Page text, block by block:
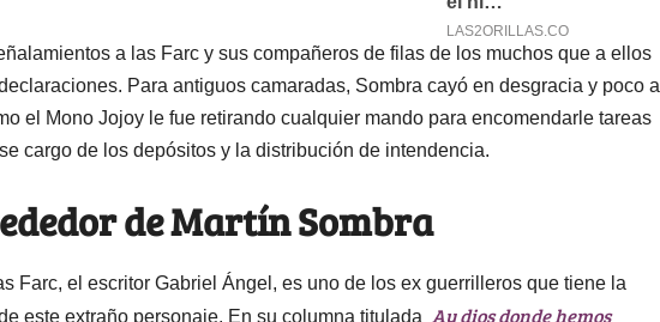
a las Farc y sus compañeros de filas de los muchos que a ellos
Para antiguos camaradas, Sombra cayó en desgracia y poco a
el Mono Jojoy le fue retirando cualquier mando para encomendarle tareas
cargo de los depósitos y la distribución de intendencia.
de Martín Sombra
Farc, el escritor Gabriel Ángel, es uno de los ex guerrilleros que tiene la
este extraño personaje. En su columna titulada Ay dios donde hemos